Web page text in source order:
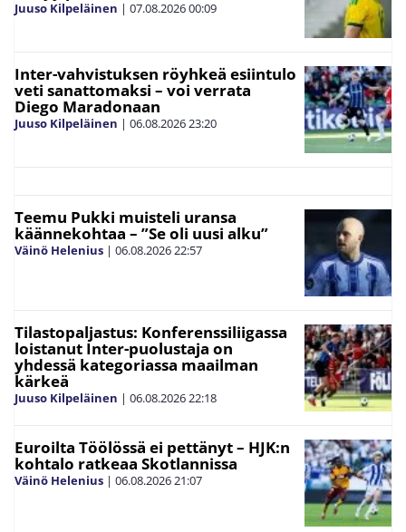
Juuso Kilpeläinen | 07.08.202600:09
Inter-vahvistuksen röyhkeä esiintulo
veti sanattomaksi – voi verrata
Diego Maradonaan
Juuso Kilpeläinen | 06.08.202623:20
Teemu Pukki muisteli uransa
käännekohtaa – ”Se oli uusi alku”
Väinö Helenius | 06.08.202622:57
Tilastopaljastus: Konferenssiliigassa
loistanut Inter-puolustaja on
yhdessä kategoriassa maailman
kärkeä
Juuso Kilpeläinen | 06.08.202622:18
Euroilta Töölössä ei pettänyt – HJK:n
kohtalo ratkeaa Skotlannissa
Väinö Helenius | 06.08.202621:07